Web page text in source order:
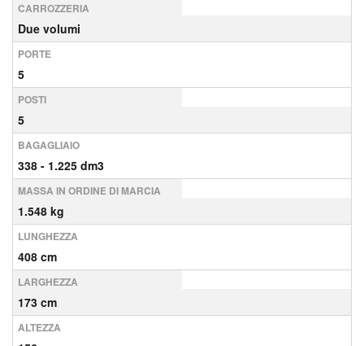
CARROZZERIA
Due volumi
PORTE
5
POSTI
5
BAGAGLIAIO
338 - 1.225 dm3
MASSA IN ORDINE DI MARCIA
1.548 kg
LUNGHEZZA
408 cm
LARGHEZZA
173 cm
ALTEZZA